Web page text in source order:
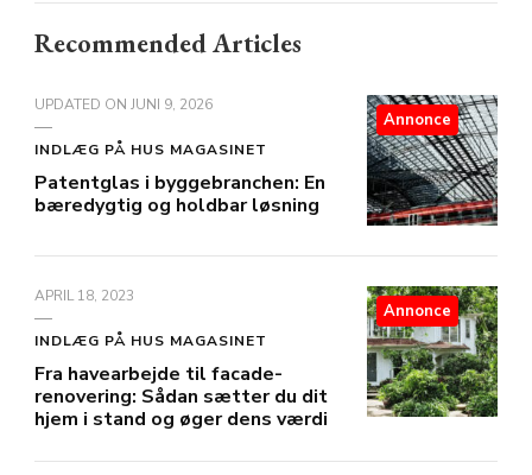
Recommended Articles
UPDATED ON JUNI 9, 2026
INDLÆG PÅ HUS MAGASINET
Patentglas i byggebranchen: En
bæredygtig og holdbar løsning
Annonce
APRIL 18, 2023
INDLÆG PÅ HUS MAGASINET
Fra havearbejde til facade-
renovering: Sådan sætter du dit
hjem i stand og øger dens værdi
Annonce